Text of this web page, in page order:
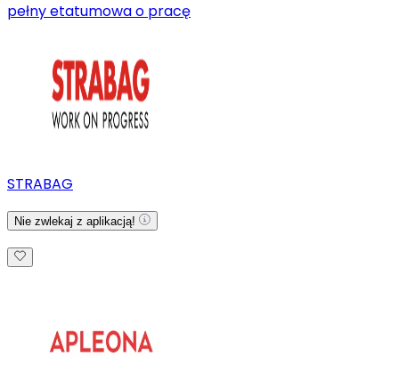
pełny etatumowa o pracę
STRABAG
Nie zwlekaj z aplikacją!